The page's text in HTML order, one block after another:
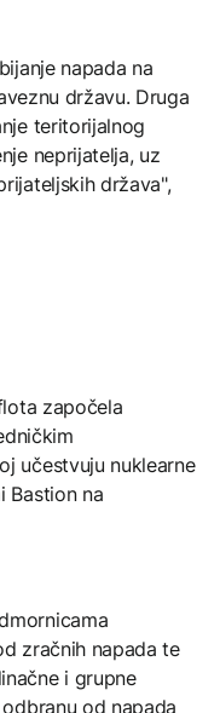
napada na
državu. Druga
teritorijalnog
neprijatelja, uz
država",
započela
učestvuju nuklearne
Bastion na
zračnih napada te
i grupne
od napada